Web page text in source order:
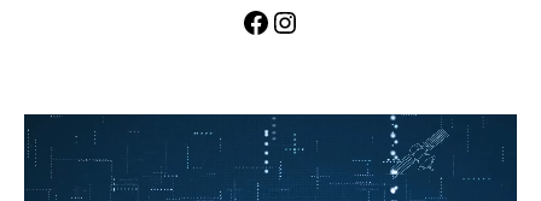
Facebook
Instagram